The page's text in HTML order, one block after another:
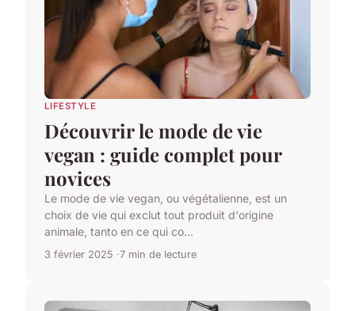
LIFESTYLE
Découvrir le mode de vie
vegan : guide complet pour
novices
Le mode de vie vegan, ou végétalienne, est un
choix de vie qui exclut tout produit d'origine
animale, tanto en ce qui co...
3 février 2025 7 min de lecture